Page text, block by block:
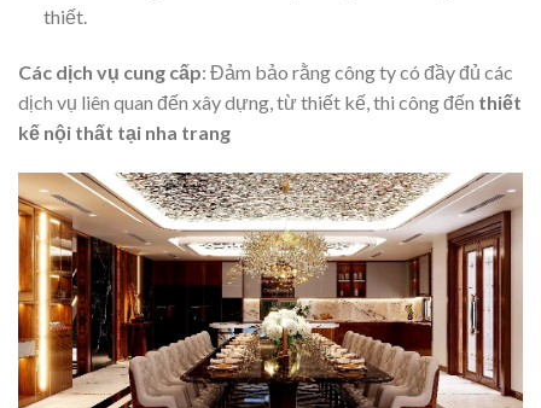
thiết.
Các dịch vụ cung cấp: Đảm bảo rằng công ty có đầy đủ các
dịch vụ liên quan đến xây dựng, từ thiết kế, thi công đến thiết
kế nội thất tại nha trang